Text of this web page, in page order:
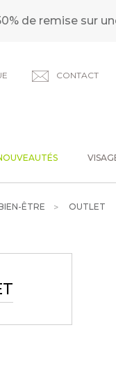
de remise sur
CONTACT
ÊTRE OUTLET